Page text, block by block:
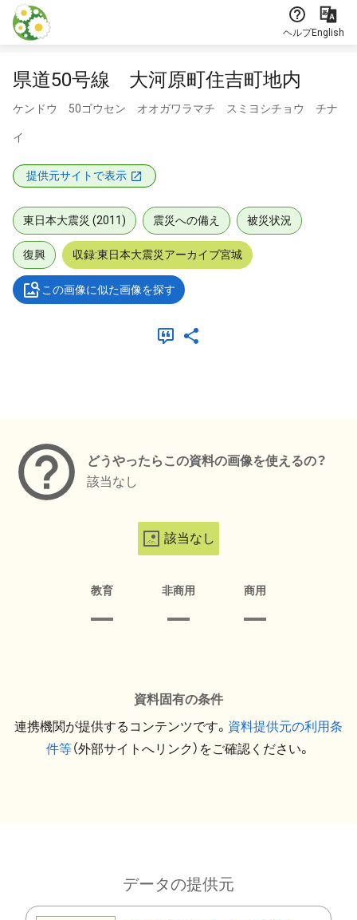
本文に飛ぶ
ヘルプEnglish
県道50号線 大河原町住吉町地内
ケンドウ 50ゴウセン オオガワラマチ スミヨシチョウ チナ
イ
提供元サイトで表示
東日本大震災 (2011) 震災への備え 被災状況
復興 収録:東日本大震災アーカイブ宮城
この画像に似た画像を探す
どうやったらこの資料の画像を使えるの？
該当なし
該当なし
教育 非商用 商用
資料固有の条件
連携機関が提供するコンテンツです。 資料提供元の利用条
件等（外部サイトへリンク）をご確認ください。
データの提供元